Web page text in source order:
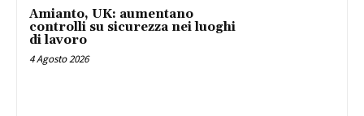
Amianto, UK: aumentano
controlli su sicurezza nei luoghi
di lavoro
4 Agosto 2026